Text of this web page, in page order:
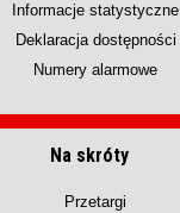
Informacje statystyczne
Deklaracja dostępności
Numery alarmowe
Na skróty
Przetargi